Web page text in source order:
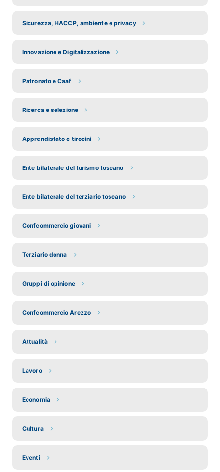
Sicurezza, HACCP, ambiente e privacy
Innovazione e Digitalizzazione
Patronato e Caaf
Ricerca e selezione
Apprendistato e tirocini
Ente bilaterale del turismo toscano
Ente bilaterale del terziario toscano
Confcommercio giovani
Terziario donna
Gruppi di opinione
Confcommercio Arezzo
Attualità
Lavoro
Economia
Cultura
Eventi